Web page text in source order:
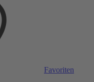
Favoriten